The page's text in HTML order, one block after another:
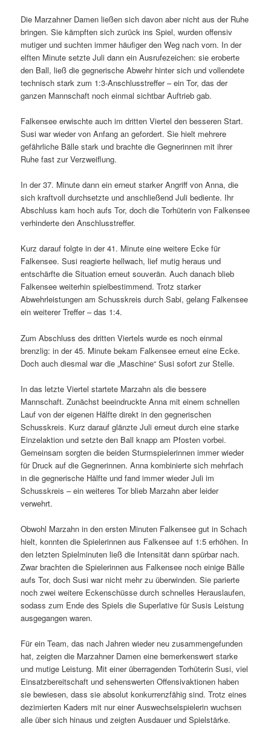
Die Marzahner Damen ließen sich davon aber nicht aus der Ruhe
bringen. Sie kämpften sich zurück ins Spiel, wurden offensiv
mutiger und suchten immer häufiger den Weg nach vorn. In der
elften Minute setzte Juli dann ein Ausrufezeichen: sie eroberte
den Ball, ließ die gegnerische Abwehr hinter sich und vollendete
technisch stark zum 1:3-Anschlusstreffer – ein Tor, das der
ganzen Mannschaft noch einmal sichtbar Auftrieb gab.
Falkensee erwischte auch im dritten Viertel den besseren Start.
Susi war wieder von Anfang an gefordert. Sie hielt mehrere
gefährliche Bälle stark und brachte die Gegnerinnen mit ihrer
Ruhe fast zur Verzweiflung.
In der 37. Minute dann ein erneut starker Angriff von Anna, die
sich kraftvoll durchsetzte und anschließend Juli bediente. Ihr
Abschluss kam hoch aufs Tor, doch die Torhüterin von Falkensee
verhinderte den Anschlusstreffer.
Kurz darauf folgte in der 41. Minute eine weitere Ecke für
Falkensee. Susi reagierte hellwach, lief mutig heraus und
entschärfte die Situation erneut souverän. Auch danach blieb
Falkensee weiterhin spielbestimmend. Trotz starker
Abwehrleistungen am Schusskreis durch Sabi, gelang Falkensee
ein weiterer Treffer – das 1:4.
Zum Abschluss des dritten Viertels wurde es noch einmal
brenzlig: in der 45. Minute bekam Falkensee erneut eine Ecke.
Doch auch diesmal war die „Maschine“ Susi sofort zur Stelle.
In das letzte Viertel startete Marzahn als die bessere
Mannschaft. Zunächst beeindruckte Anna mit einem schnellen
Lauf von der eigenen Hälfte direkt in den gegnerischen
Schusskreis. Kurz darauf glänzte Juli erneut durch eine starke
Einzelaktion und setzte den Ball knapp am Pfosten vorbei.
Gemeinsam sorgten die beiden Sturmspielerinnen immer wieder
für Druck auf die Gegnerinnen. Anna kombinierte sich mehrfach
in die gegnerische Hälfte und fand immer wieder Juli im
Schusskreis – ein weiteres Tor blieb Marzahn aber leider
verwehrt.
Obwohl Marzahn in den ersten Minuten Falkensee gut in Schach
hielt, konnten die Spielerinnen aus Falkensee auf 1:5 erhöhen. In
den letzten Spielminuten ließ die Intensität dann spürbar nach.
Zwar brachten die Spielerinnen aus Falkensee noch einige Bälle
aufs Tor, doch Susi war nicht mehr zu überwinden. Sie parierte
noch zwei weitere Eckenschüsse durch schnelles Herauslaufen,
sodass zum Ende des Spiels die Superlative für Susis Leistung
ausgegangen waren.
Für ein Team, das nach Jahren wieder neu zusammengefunden
hat, zeigten die Marzahner Damen eine bemerkenswert starke
und mutige Leistung. Mit einer überragenden Torhüterin Susi, viel
Einsatzbereitschaft und sehenswerten Offensivaktionen haben
sie bewiesen, dass sie absolut konkurrenzfähig sind. Trotz eines
dezimierten Kaders mit nur einer Auswechselspielerin wuchsen
alle über sich hinaus und zeigten Ausdauer und Spielstärke.